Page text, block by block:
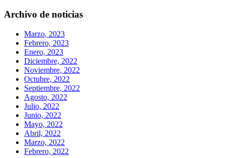
Archivo de noticias
Marzo, 2023
Febrero, 2023
Enero, 2023
Diciembre, 2022
Noviembre, 2022
Octubre, 2022
Septiembre, 2022
Agosto, 2022
Julio, 2022
Junio, 2022
Mayo, 2022
Abril, 2022
Marzo, 2022
Febrero, 2022